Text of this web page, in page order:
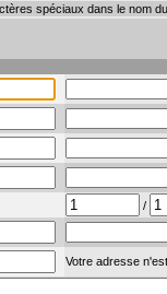
spéciaux dans le nom
/
Votre adresse